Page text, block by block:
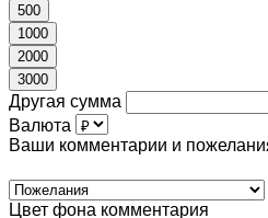
500
1000
2000
3000
Другая сумма
Валюта
Ваши комментарии и
Цвет фона комментария